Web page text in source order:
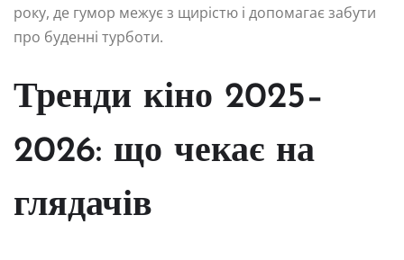
року, де гумор межує з щирістю і допомагає забути
про буденні турботи.
Тренди кіно 2025–
2026: що чекає на
глядачів